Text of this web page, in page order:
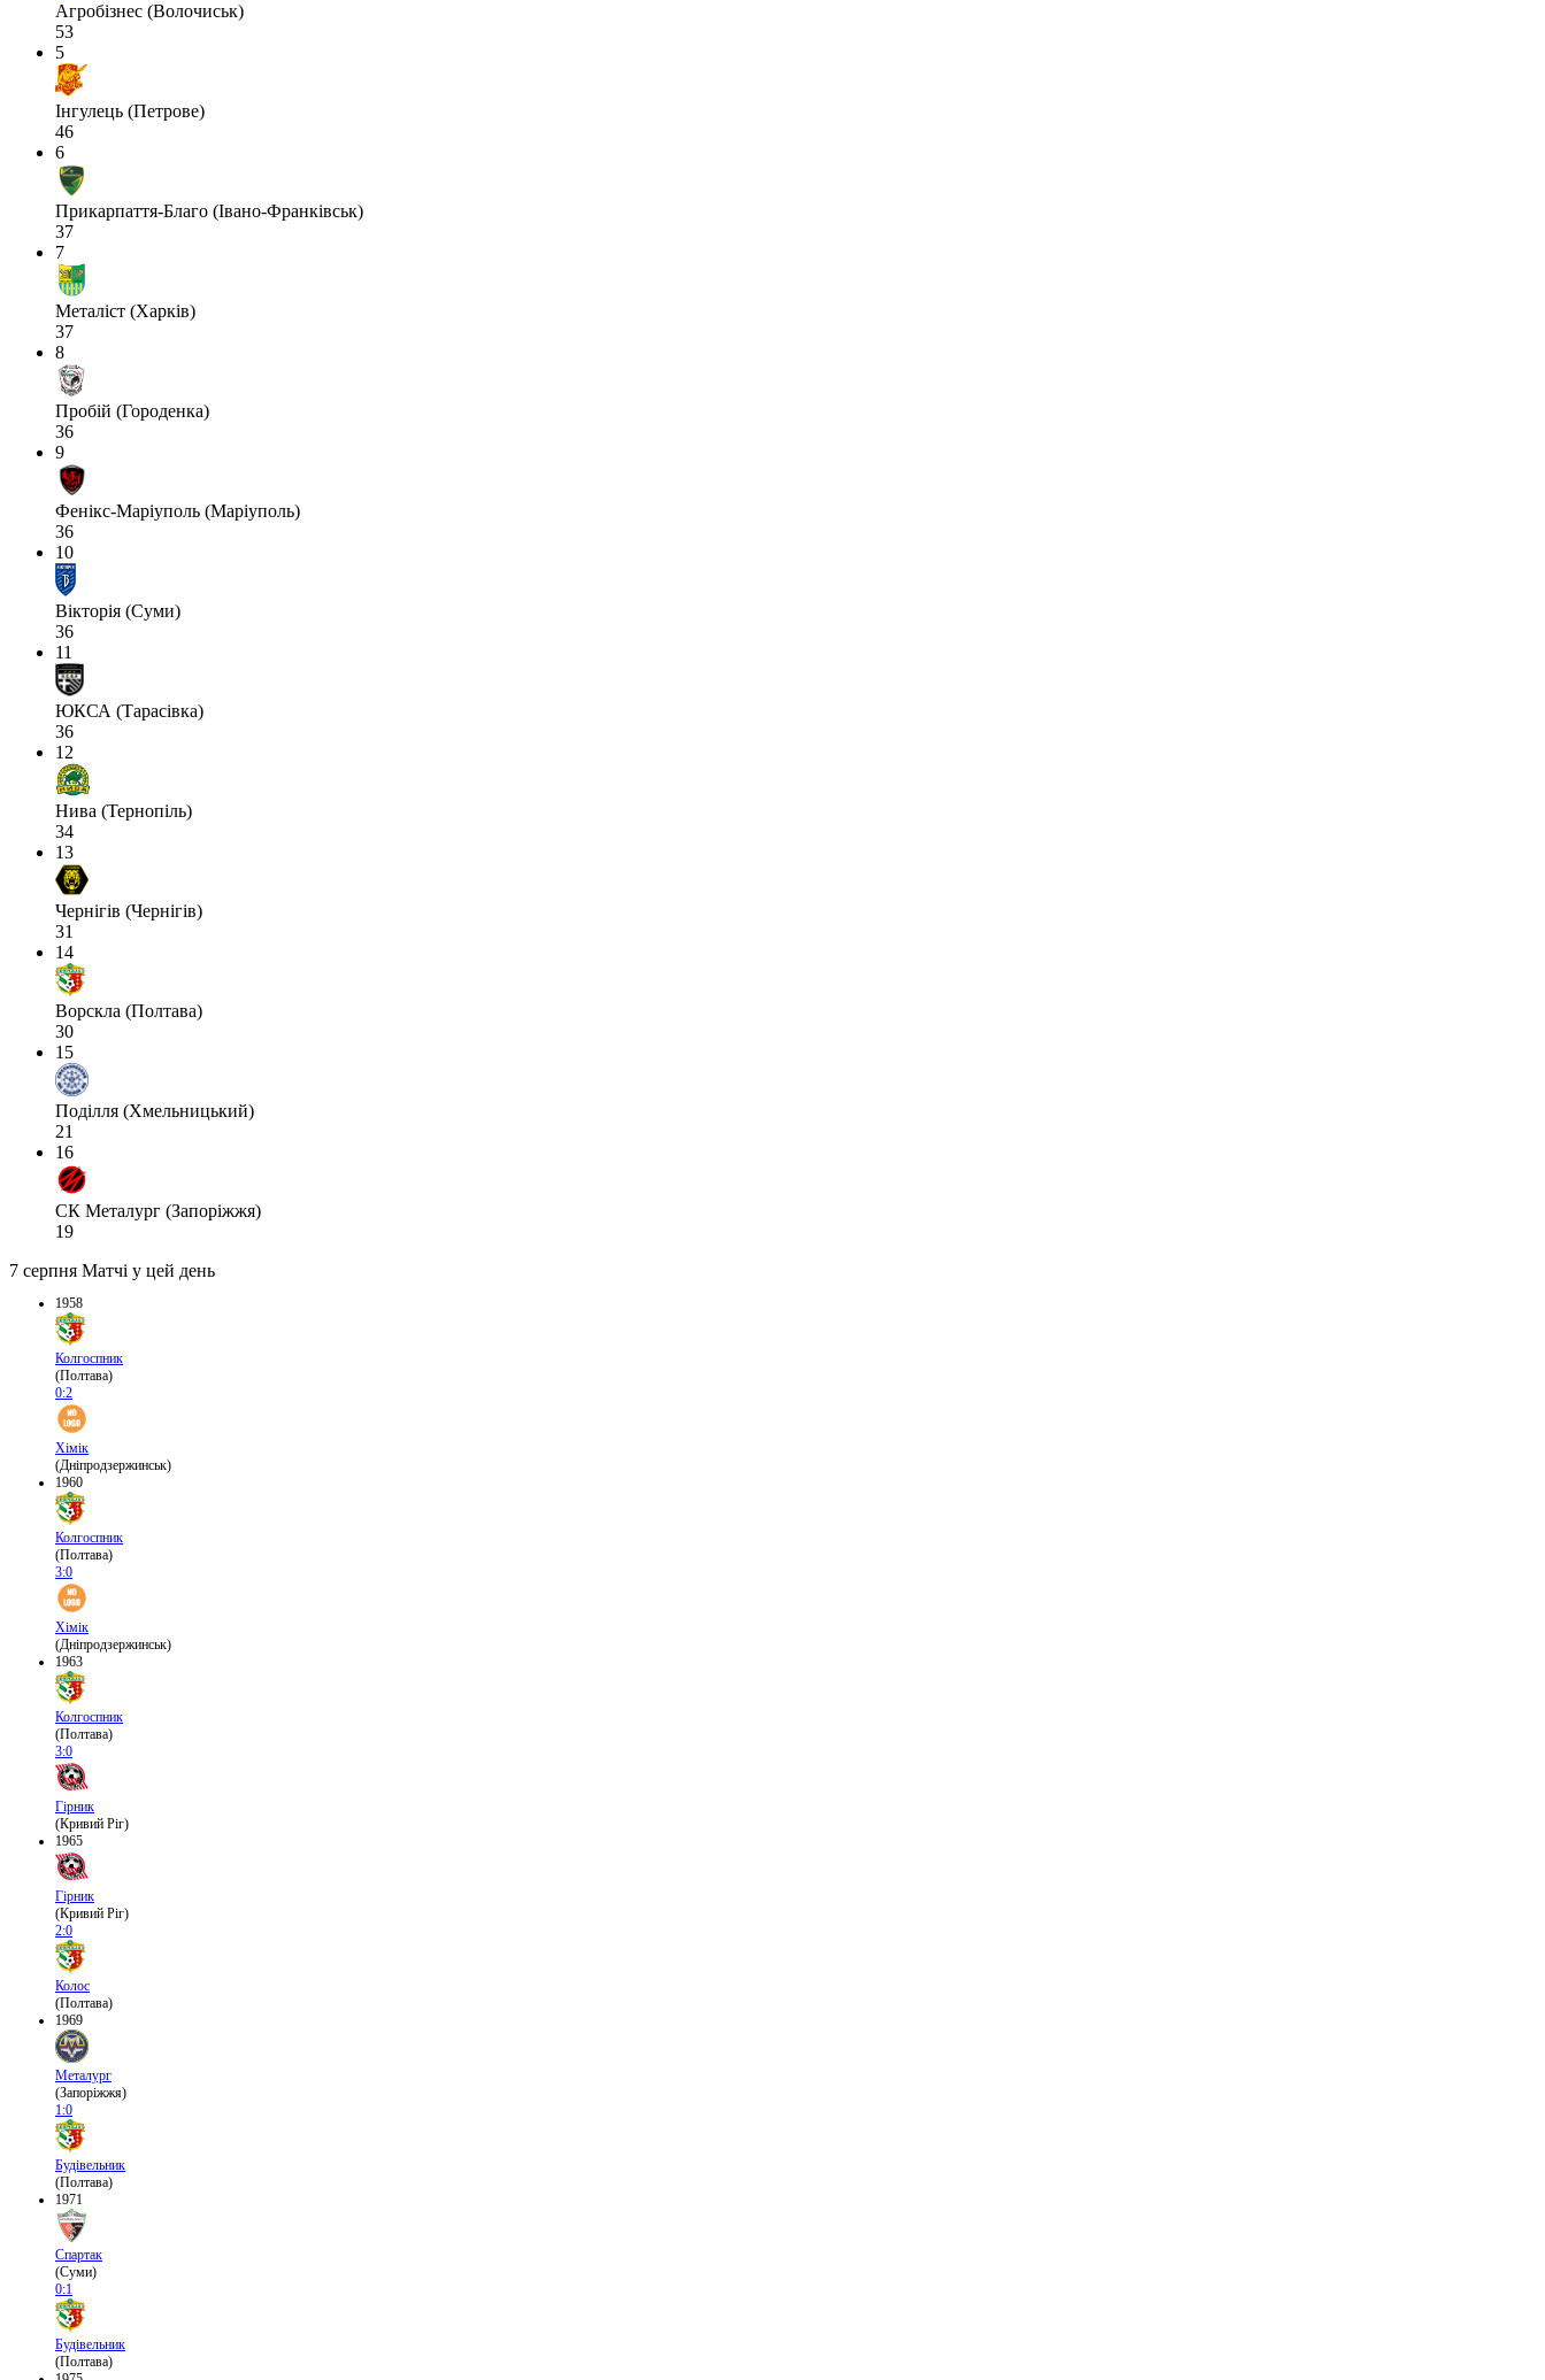
Агробізнес (Волочиськ)
53
5
Інгулець (Петрове)
46
6
Прикарпаття-Благо (Івано-Франківськ)
37
7
Металіст (Харків)
37
8
Пробій (Городенка)
36
9
Фенікс-Маріуполь (Маріуполь)
36
10
Вікторія (Суми)
36
11
ЮКСА (Тарасівка)
36
12
Нива (Тернопіль)
34
13
Чернігів (Чернігів)
31
14
Ворскла (Полтава)
30
15
Поділля (Хмельницький)
21
16
СК Металург (Запоріжжя)
19
7 серпня Матчі у цей день
1958
Колгоспник
(Полтава)
0:2
Хімік
(Дніпродзержинськ)
1960
Колгоспник
(Полтава)
3:0
Хімік
(Дніпродзержинськ)
1963
Колгоспник
(Полтава)
3:0
Гірник
(Кривий Ріг)
1965
Гірник
(Кривий Ріг)
2:0
Колос
(Полтава)
1969
Металург
(Запоріжжя)
1:0
Будівельник
(Полтава)
1971
Спартак
(Суми)
0:1
Будівельник
(Полтава)